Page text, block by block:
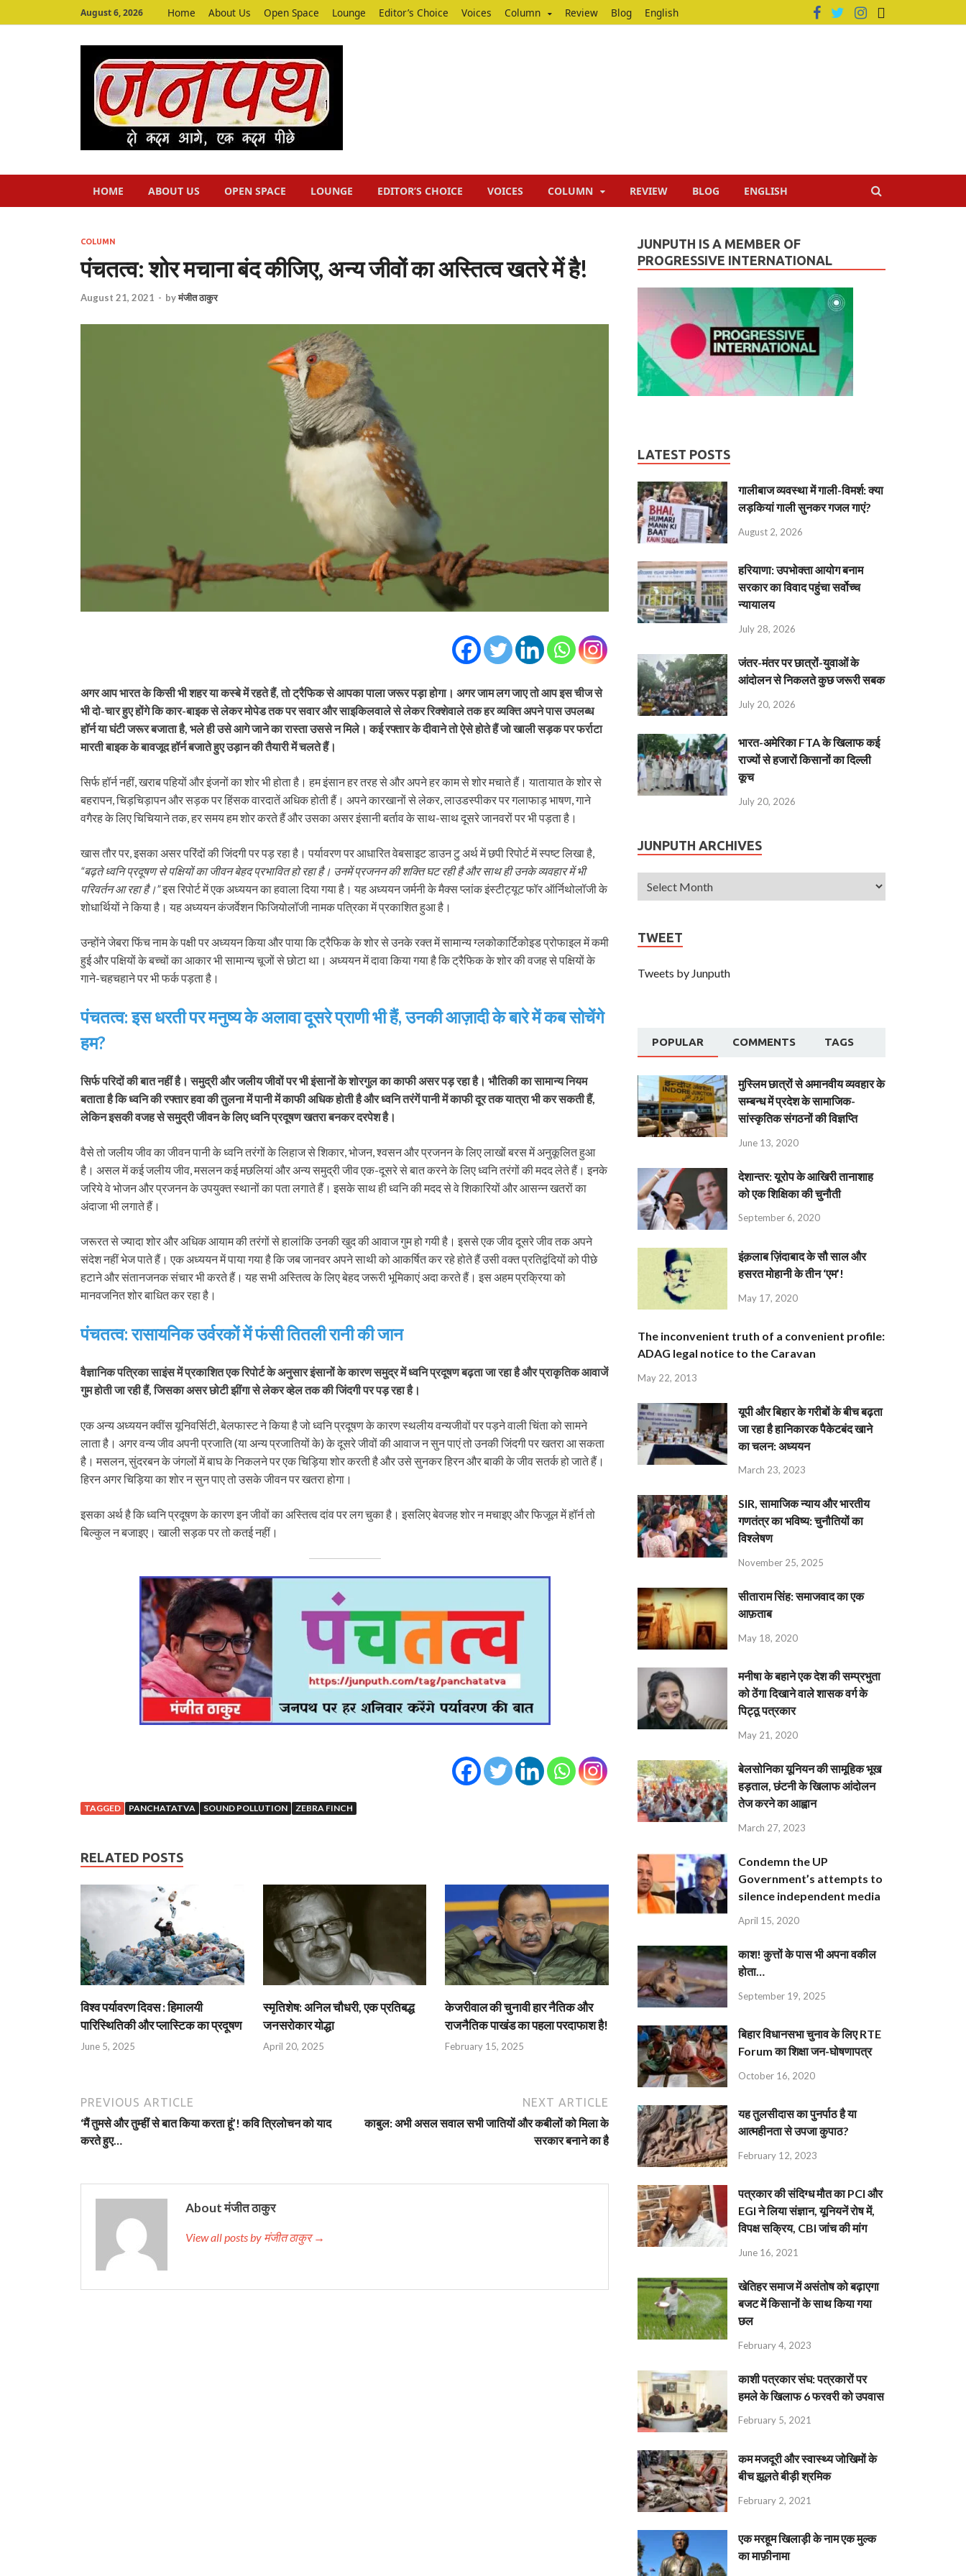
August 6, 2026 Home About Us Open Space Lounge Editor’s Choice Voices Column Review Blog English
HOME ABOUT US OPEN SPACE LOUNGE EDITOR’S CHOICE VOICES COLUMN REVIEW BLOG ENGLISH
COLUMN
पंचतत्व: शोर मचाना बंद कीजिए, अन्य जीवों का अस्तित्व खतरे में है!
August 21, 2021 - byमंजीत ठाकुर
अगर आप भारत के किसी भी शहर या कस्बे में रहते हैं, तो ट्रैफिक से आपका पाला जरूर पड़ा होगा। अगर जाम लग जाए तो आप इस चीज से
भी दो-चार हुए होंगे कि कार-बाइक से लेकर मोपेड तक पर सवार और साइकिलवाले से लेकर रिक्शेवाले तक हर व्यक्ति अपने पास उपलब्ध
हॉर्न या घंटी जरूर बजाता है, भले ही उसे आगे जाने का रास्ता उससे न मिले। कई रफ्तार के दीवाने तो ऐसे होते हैं जो खाली सड़क पर फर्राटा
मारती बाइक के बावजूद हॉर्न बजाते हुए उड़ान की तैयारी में चलते हैं।
सिर्फ हॉर्न नहीं, खराब पहियों और इंजनों का शोर भी होता है। हम इंसान हर तरह से और अपने हर काम से शोर मचाते हैं। यातायात के शोर से
बहरापन, चिड़चिड़ापन और सड़क पर हिंसक वारदातें अधिक होती हैं। अपने कारखानों से लेकर, लाउडस्पीकर पर गलाफाड़ भाषण, गाने
वगैरह के लिए चिचियाने तक, हर समय हम शोर करते हैं और उसका असर इंसानी बर्ताव के साथ-साथ दूसरे जानवरों पर भी पड़ता है।
खास तौर पर, इसका असर परिंदों की जिंदगी पर पड़ रहा है। पर्यावरण पर आधारित वेबसाइट डाउन टु अर्थ में छपी रिपोर्ट में स्पष्ट लिखा है,
“बढ़ते ध्वनि प्रदूषण से पक्षियों का जीवन बेहद प्रभावित हो रहा है। उनमें प्रजनन की शक्ति घट रही है और साथ ही उनके व्यवहार में भी
परिवर्तन आ रहा है।”इस रिपोर्ट में एक अध्ययन का हवाला दिया गया है। यह अध्ययन जर्मनी के मैक्स प्लांक इंस्टीट्यूट फॉर ऑर्निथोलॉजी के
शोधार्थियों ने किया है। यह अध्ययन कंजर्वेशन फिजियोलॉजी नामक पत्रिका में प्रकाशित हुआ है।
उन्होंने जेबरा फिंच नाम के पक्षी पर अध्ययन किया और पाया कि ट्रैफिक के शोर से उनके रक्त में सामान्य ग्लकोकार्टिकोइड प्रोफाइल में कमी
हुई और पक्षियों के बच्चों का आकार भी सामान्य चूजों से छोटा था। अध्ययन में दावा किया गया है कि ट्रैफिक के शोर की वजह से पक्षियों के
गाने-चहचहाने पर भी फर्क पड़ता है।
पंचतत्व: इस धरती पर मनुष्य के अलावा दूसरे प्राणी भी हैं, उनकी आज़ादी के बारे में कब सोचेंगे
हम?
सिर्फ परिदों की बात नहीं है। समुद्री और जलीय जीवों पर भी इंसानों के शोरगुल का काफी असर पड़ रहा है। भौतिकी का सामान्य नियम
बताता है कि ध्वनि की रफ्तार हवा की तुलना में पानी में काफी अधिक होती है और ध्वनि तरंगें पानी में काफी दूर तक यात्रा भी कर सकती हैं,
लेकिन इसकी वजह से समुद्री जीवन के लिए ध्वनि प्रदूषण खतरा बनकर दरपेश है।
वैसे तो जलीय जीव का जीवन पानी के ध्वनि तरंगों के लिहाज से शिकार, भोजन, श्वसन और प्रजनन के लिए लाखों बरस में अनुकूलित हुआ
है। असल में कई जलीय जीव, मसलन कई मछलियां और अन्य समुद्री जीव एक-दूसरे से बात करने के लिए ध्वनि तरंगों की मदद लेते हैं। इनके
जरिये वे भोजन और प्रजनन के उपयुक्त स्थानों का पता लगाते हैं। इसके साथ ही ध्वनि की मदद से वे शिकारियों और आसन्न खतरों का
अंदाजा भी लगाते हैं।
जरूरत से ज्यादा शोर और अधिक आयाम की तरंगों से हालांकि उनकी खुद की आवाज गुम हो गयी है। इससे एक जीव दूसरे जीव तक अपने
संदेश नहीं भेज पाते हैं। एक अध्ययन में पाया गया है कि जब जानवर अपने साथी को आकर्षित कर रहे होते हैं उसी वक्त प्रतिद्वंदियों को पीछे
हटाने और संतानजनक संचार भी करते हैं। यह सभी अस्तित्‍व के लिए बेहद जरूरी भूमिकाएं अदा करते हैं। इस अहम प्रक्रिया को
मानवजनित शोर बाधित कर रहा है।
पंचतत्व: रासायनिक उर्वरकों में फंसी तितली रानी की जान
वैज्ञानिक पत्रिका साइंस में प्रकाशित एक रिपोर्ट के अनुसार इंसानों के कारण समुद्र में ध्वनि प्रदूषण बढ़ता जा रहा है और प्राकृतिक आवाजें
गुम होती जा रही हैं, जिसका असर छोटी झींगा से लेकर व्हेल तक की जिंदगी पर पड़ रहा है।
एक अन्य अध्ययन क्वींस यूनिवर्सिटी, बेलफास्ट ने किया है जो ध्वनि प्रदूषण के कारण स्थलीय वन्यजीवों पर पड़ने वाली चिंता को सामने
लाता है। अगर वन्य जीव अपनी प्रजाति (या अन्य प्रजातियों के) के दूसरे जीवों की आवाज न सुन पाएं तो उनकी जिंदगी पर खतरा आ सकता
है। मसलन, सुंदरबन के जंगलों में बाघ के निकलने पर एक चिड़िया शोर करती है और उसे सुनकर हिरन और बाकी के जीव सतर्क हो जाते हैं।
हिरन अगर चिड़िया का शोर न सुन पाए तो उसके जीवन पर खतरा होगा।
इसका अर्थ है कि ध्वनि प्रदूषण के कारण इन जीवों का अस्तित्व दांव पर लग चुका है। इसलिए बेवजह शोर न मचाइए और फिजूल में हॉर्न तो
बिल्कुल न बजाइए। खाली सड़क पर तो कतई नहीं।
TAGGED PANCHATATVA SOUND POLLUTION ZEBRA FINCH
RELATED POSTS
विश्व पर्यावरण दिवस : हिमालयी
पारिस्थितिकी और प्लास्टिक का प्रदूषण
June 5, 2025
स्मृतिशेष: अनिल चौधरी, एक प्रतिबद्ध
जनसरोकार योद्धा​
April 20, 2025
केजरीवाल की चुनावी हार नैतिक और
राजनैतिक पाखंड का पहला परदाफाश है!
February 15, 2025
PREVIOUS ARTICLE
‘मैं तुमसे और तुम्हीं से बात किया करता हूं’! कवि त्रिलोचन को याद
करते हुए…
NEXT ARTICLE
काबुल: अभी असल सवाल सभी जातियों और कबीलों को मिला के
सरकार बनाने का है
About मंजीत ठाकुर
View all posts by मंजीत ठाकुर →
JUNPUTH IS A MEMBER OF
PROGRESSIVE INTERNATIONAL
LATEST POSTS
गालीबाज व्‍यवस्‍था में गाली-विमर्श: क्या
लड़कियां गाली सुनकर गजल गाएं?
August 2, 2026
हरियाणा: उपभोक्ता आयोग बनाम
सरकार का विवाद पहुंचा सर्वोच्च
न्यायालय
July 28, 2026
जंतर-मंतर पर छात्रों-युवाओं के
आंदोलन से निकलते कुछ जरूरी सबक
July 20, 2026
भारत-अमेरिका FTA के खिलाफ कई
राज्यों से हजारों किसानों का दिल्ली
कूच
July 20, 2026
JUNPUTH ARCHIVES
TWEET
Tweets by Junputh
POPULAR COMMENTS TAGS
मुस्लिम छात्रों से अमानवीय व्यवहार के
सम्बन्ध में प्रदेश के सामाजिक-
सांस्कृतिक संगठनों की विज्ञप्ति
June 13, 2020
देशान्‍तर: यूरोप के आखिरी तानाशाह
को एक शिक्षिका की चुनौती
September 6, 2020
इंक़लाब ज़िंदाबाद के सौ साल और
हसरत मोहानी के तीन ‘एम’!
May 17, 2020
The inconvenient truth of a convenient profile:
ADAG legal notice to the Caravan
May 22, 2013
यूपी और बिहार के गरीबों के बीच बढ़ता
जा रहा है हानिकारक पैकेटबंद खाने
का चलन: अध्ययन
March 23, 2023
SIR, सामाजिक न्याय और भारतीय
गणतंत्र का भविष्य: चुनौतियों का
विश्लेषण
November 25, 2025
सीताराम सिंह: समाजवाद का एक
आफ़ताब
May 18, 2020
मनीषा के बहाने एक देश की सम्प्रभुता
को ठेंगा दिखाने वाले शासक वर्ग के
पिट्ठू पत्रकार
May 21, 2020
बेलसोनिका यूनियन की सामूहिक भूख
हड़ताल, छंटनी के खिलाफ आंदोलन
तेज करने का आह्वान
March 27, 2023
Condemn the UP
Government’s attempts to
silence independent media
April 15, 2020
काश! कुत्तों के पास भी अपना वकील
होता…
September 19, 2025
बिहार विधानसभा चुनाव के लिए RTE
Forum का शिक्षा जन-घोषणापत्र
October 16, 2020
यह तुलसीदास का पुनर्पाठ है या
आत्महीनता से उपजा कुपाठ?
February 12, 2023
पत्रकार की संदिग्ध मौत का PCI और
EGI ने लिया संज्ञान, यूनियनें रोष में,
विपक्ष सक्रिय, CBI जांच की मांग
June 16, 2021
खेतिहर समाज में असंतोष को बढ़ाएगा
बजट में किसानों के साथ किया गया
छल
February 4, 2023
काशी पत्रकार संघ: पत्रकारों पर
हमले के खिलाफ 6 फरवरी को उपवास
February 5, 2021
कम मजदूरी और स्वास्थ्य जोखिमों के
बीच झूलते बीड़ी श्रमिक
February 2, 2021
एक मरहूम खिलाड़ी के नाम एक मुल्क
का माफ़ीनामा